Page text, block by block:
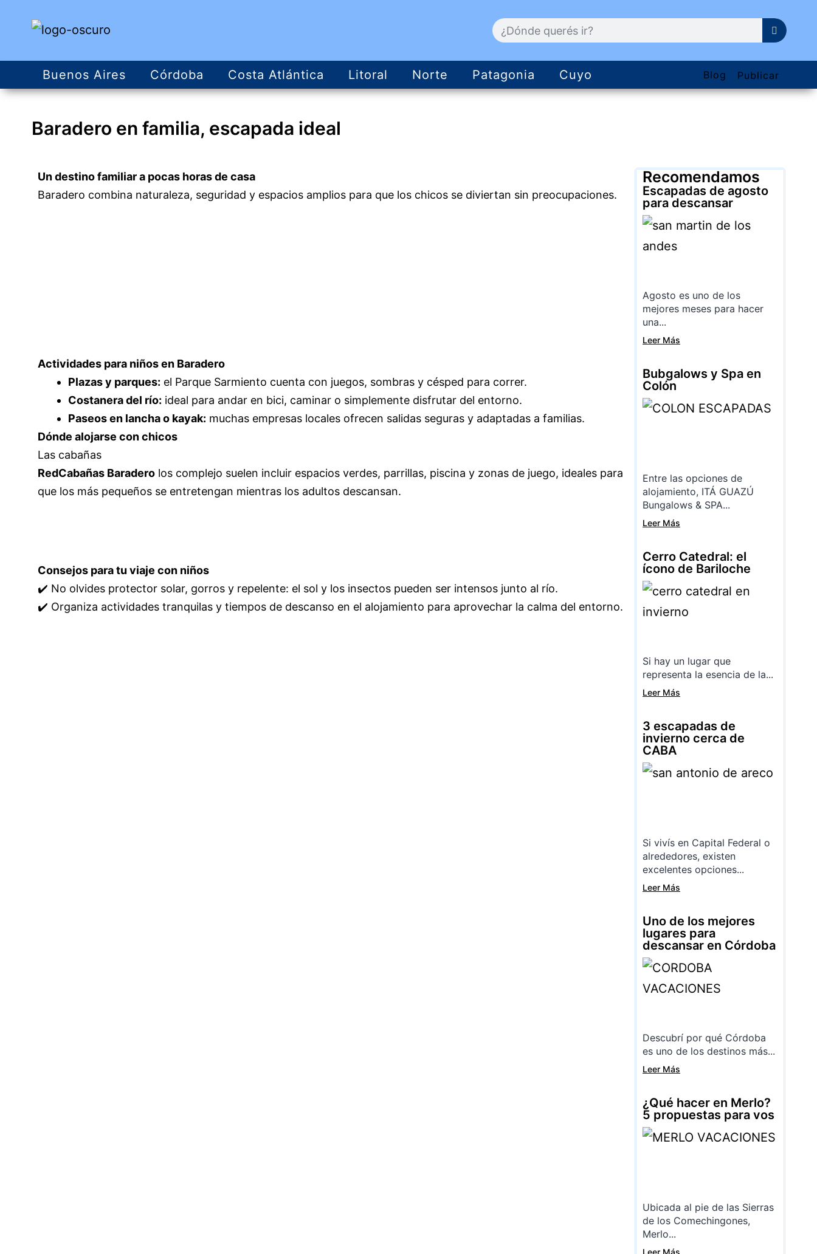
Buenos Aires Córdoba Costa Atlántica Litoral Norte Patagonia Cuyo Blog Publicar
Baradero en familia, escapada ideal
Un destino familiar a pocas horas de casa
Baradero combina naturaleza, seguridad y espacios amplios para que los chicos se diviertan sin preocupaciones.
Actividades para niños en Baradero
Plazas y parques: el Parque Sarmiento cuenta con juegos, sombras y césped para correr.
Costanera del río: ideal para andar en bici, caminar o simplemente disfrutar del entorno.
Paseos en lancha o kayak: muchas empresas locales ofrecen salidas seguras y adaptadas a familias.
Dónde alojarse con chicos
Las cabañas
RedCabañas Baradero los complejo suelen incluir espacios verdes, parrillas, piscina y zonas de juego, ideales para
que los más pequeños se entretengan mientras los adultos descansan.
Consejos para tu viaje con niños
✔️ No olvides protector solar, gorros y repelente: el sol y los insectos pueden ser intensos junto al río.
✔️ Organiza actividades tranquilas y tiempos de descanso en el alojamiento para aprovechar la calma del entorno.
Recomendamos
Escapadas de agosto
para descansar
Agosto es uno de los
mejores meses para hacer
una...
Leer Más
Bubgalows y Spa en
Colón
Entre las opciones de
alojamiento, ITÁ GUAZÚ
Bungalows & SPA...
Leer Más
Cerro Catedral: el
ícono de Bariloche
Si hay un lugar que
representa la esencia de la...
Leer Más
3 escapadas de
invierno cerca de
CABA
Si vivís en Capital Federal o
alrededores, existen
excelentes opciones...
Leer Más
Uno de los mejores
lugares para
descansar en Córdoba
Descubrí por qué Córdoba
es uno de los destinos más...
Leer Más
¿Qué hacer en Merlo?
5 propuestas para vos
Ubicada al pie de las Sierras
de los Comechingones,
Merlo...
Leer Más